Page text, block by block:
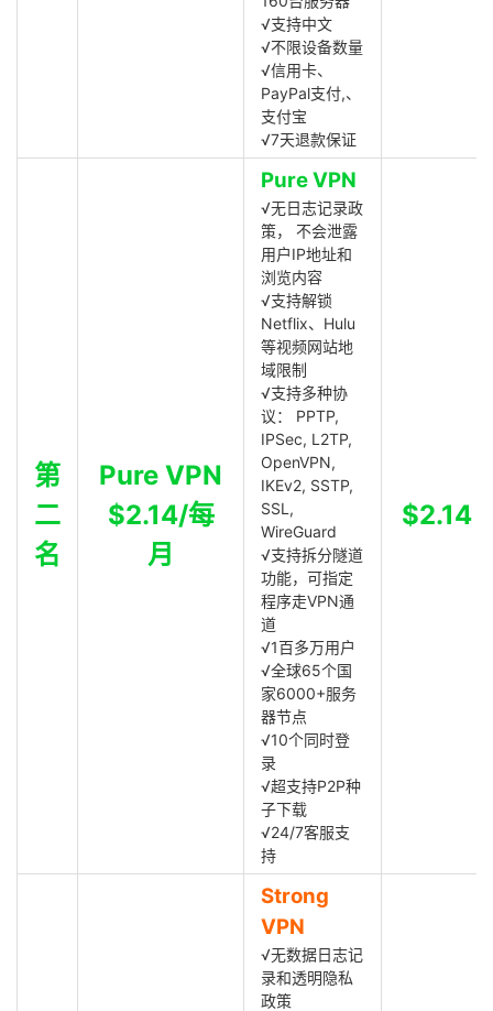
√支持中文
√不限设备数量
√信用卡、
PayPal支付,、
支付宝
√7天退款保证
第
二
名
Pure VPN
$2.14/每
月
Pure VPN
√无日志记录政
策， 不会泄露
用户IP地址和
浏览内容
√支持解锁
Netflix、Hulu
等视频网站地
域限制
√支持多种协
议： PPTP,
IPSec, L2TP,
OpenVPN,
IKEv2, SSTP,
SSL,
WireGuard
√支持拆分隧道
功能，可指定
程序走VPN通
道
√1百多万用户
√全球65个国
家6000+服务
器节点
√10个同时登
录
√超支持P2P种
子下载
√24/7客服支
持
$2.14
Strong
VPN
√无数据日志记
录和透明隐私
政策